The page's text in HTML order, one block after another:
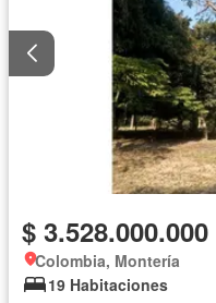
$ 3.528.000.000
Colombia, Montería
19 Habitaciones